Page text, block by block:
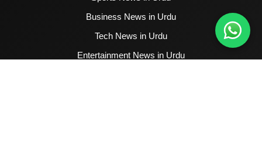
Business News in Urdu
Tech News in Urdu
Entertainment News in Urdu